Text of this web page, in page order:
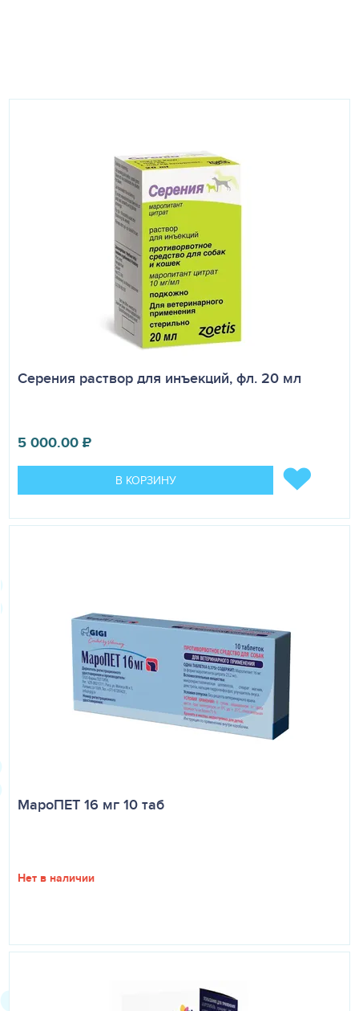
Серения раствор для инъекций, фл. 20 мл
5 000.00₽
В КОРЗИНУ
МароПЕТ 16 мг 10 таб
Нет в наличии